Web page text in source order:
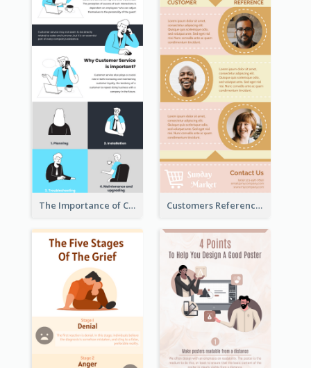
The Importance of Customer Service Infographic Customers Reference Infographic